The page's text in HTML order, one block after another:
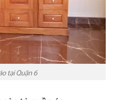
tại Quận 6